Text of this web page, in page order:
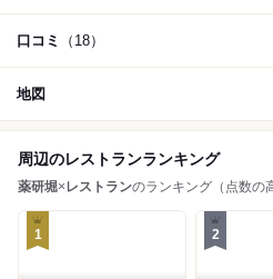
口コミ （18）
地図
周辺のレストランランキング
薬研堀× レストランのランキング（点数の
1 2